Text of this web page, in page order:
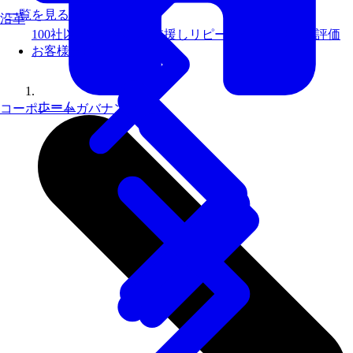
一覧を見る
沿革
100社以上のお客様を支援しリピート率99％以上の評価
お客様事例
コーポレートガバナンス
ホーム